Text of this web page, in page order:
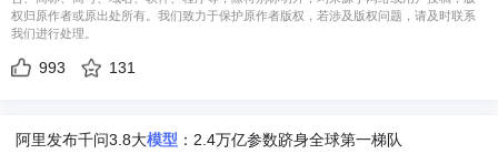
权归原作者或原出处所有。我们致力于保护原作者版权，若涉及版权问题，请及时联系
我们进行处理。
993 131
阿里发布千问3.8大模型 ：2.4万亿参数跻身全球第一梯队